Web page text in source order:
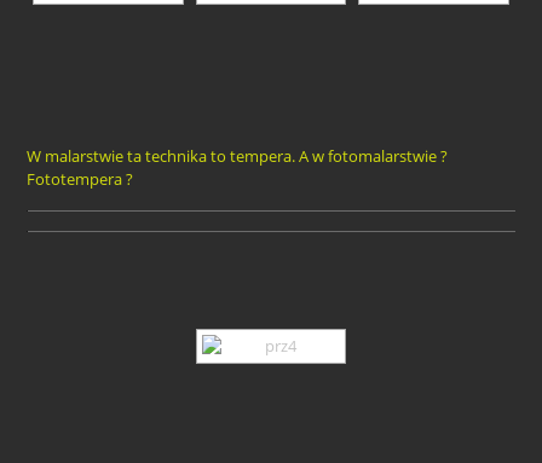
W malarstwie ta technika to tempera. A w fotomalarstwie ?
Fototempera ?